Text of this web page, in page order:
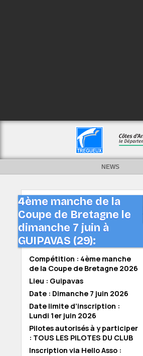
NEWS
4ème manche de la
Coupe de Bretagne le
dimanche 7 juin à
GUIPAVAS (29):
Compétition : 4ème manche
de la Coupe de Bretagne 2026
Lieu : Guipavas
Date : Dimanche 7 juin 2026
Date limite d’inscription :
Lundi 1er juin 2026
Pilotes autorisés à y participer
: TOUS LES PILOTES DU CLUB
Inscription via Hello Asso :